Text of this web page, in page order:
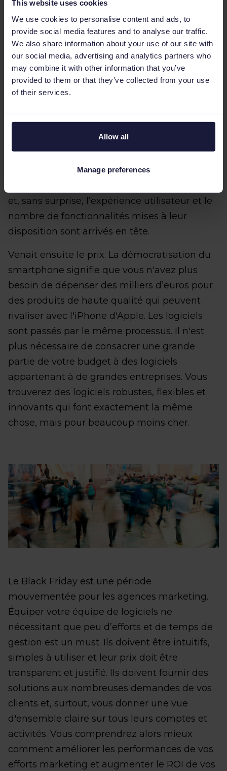
This website uses cookies
We use cookies to personalise content and ads, to
provide social media features and to analyse our traffic.
We also share information about your use of our site with
our social media, advertising and analytics partners who
may combine it with other information that you’ve
provided to them or that they’ve collected from your use
of their services.
Allow all
Manage preferences
Prenons l'exemple de l’iPhone. Comment
arrive-t-il à se démarquer ? Grâce à l’interface
intuitive de son système d'exploitation et sa
d'applications optimisées de haute qualité.
C'est la même chose avec les logiciels. Nous
avons mené une enquête auprès de 80
agences marketing pour connaître les
et, sans surprise, l’expérience utilisateur et le
nombre de fonctionnalités mises à leur
disposition sont arrivés en tête.
Venait ensuite le prix. La démocratisation du
smartphone signifie que vous n'avez plus
besoin de dépenser des milliers d’euros pour
des produits de haute qualité qui peuvent
rivaliser avec l'iPhone d'Apple. Les logiciels
sont passés par le même processus. Il n'est
plus nécessaire de consacrer une grande
partie de votre budget à des logiciels
appartenant à de grandes entreprises. Vous
trouverez des logiciels robustes, flexibles et
innovants qui font exactement la même
chose, mais pour beaucoup moins cher.
Le Black Friday est une période
mouvementée pour les agences marketing.
Équiper votre équipe de logiciels ne
nécessitant que peu d’efforts et de temps de
gestion est un must. Ils doivent être intuitifs,
simples à utiliser et leur prix doit être
transparent et justifié. Ils doivent fournir des
solutions aux nombreuses demandes de vos
clients et, surtout, vous donner une vue
d'ensemble claire sur tous leurs comptes et
activités. Vous comprendrez alors mieux
comment améliorer les performances de vos
efforts marketing et augmenter le ROI de vos